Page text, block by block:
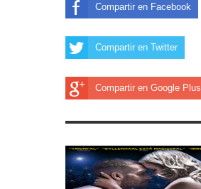
Compartir en Facebook
Compartir en Twitter
Compartir en Google Plus